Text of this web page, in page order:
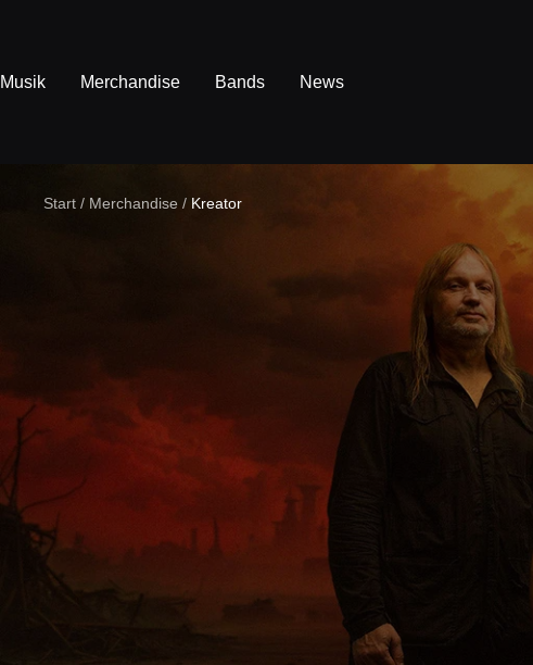
Inhalt
Musik Merchandise Bands News
Start Merchandise Kreator